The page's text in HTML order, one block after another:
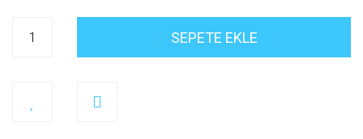
SEPETE EKLE